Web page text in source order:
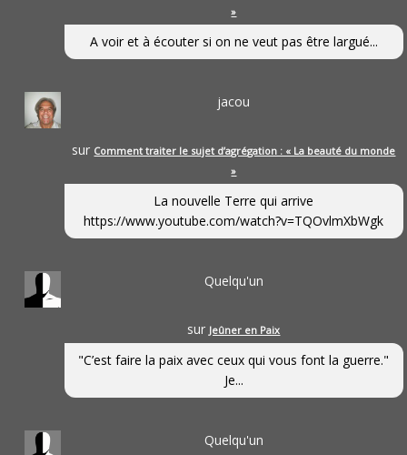
»
A voir et à écouter si on ne veut pas être largué...
jacou
sur Comment traiter le sujet d’agrégation : « La beauté du monde
»
La nouvelle Terre qui arrive
https://www.youtube.com/watch?v=TQOvlmXbWgk
Quelqu'un
sur Jeûner en Paix
"C’est faire la paix avec ceux qui vous font la guerre."
Je...
Quelqu'un